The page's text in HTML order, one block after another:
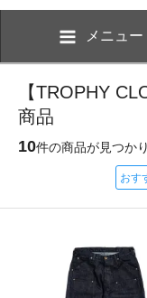
メニュー
【TROPHY
商品
10件の商品が見つか
おす